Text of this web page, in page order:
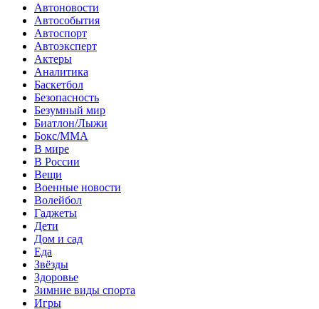
Автоновости
Автособытия
Автоспорт
Автоэксперт
Актеры
Аналитика
Баскетбол
Безопасность
Безумный мир
Биатлон/Лыжи
Бокс/MMA
В мире
В России
Вещи
Военные новости
Волейбол
Гаджеты
Дети
Дом и сад
Еда
Звёзды
Здоровье
Зимние виды спорта
Игры